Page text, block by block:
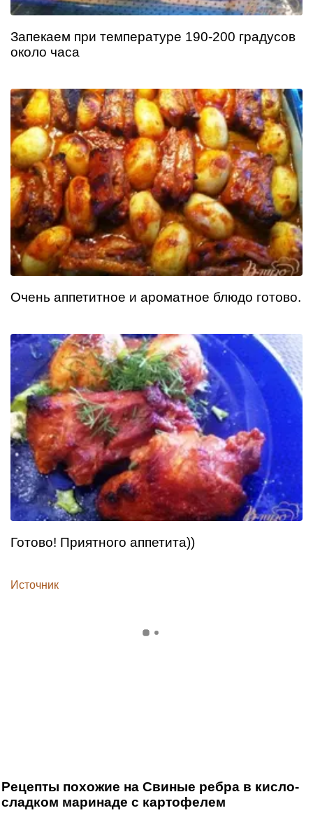
Запекаем при температуре 190-200 градусов
около часа
Очень аппетитное и ароматное блюдо готово.
Готово! Приятного аппетита))
Источник
Рецепты похожие на Свиные ребра в кисло-
сладком маринаде с картофелем